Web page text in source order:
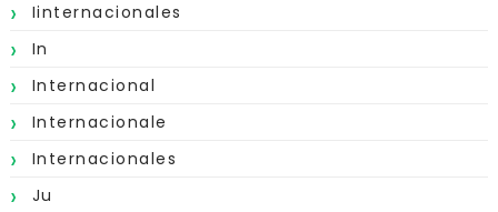
Iinternacionales
In
Internacional
Internacionale
Internacionales
Ju